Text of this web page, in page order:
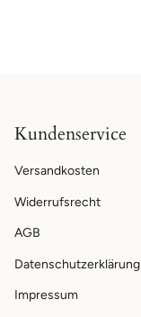
Kundenservice
Versandkosten
Widerrufsrecht
AGB
Datenschutzerklärung
Impressum